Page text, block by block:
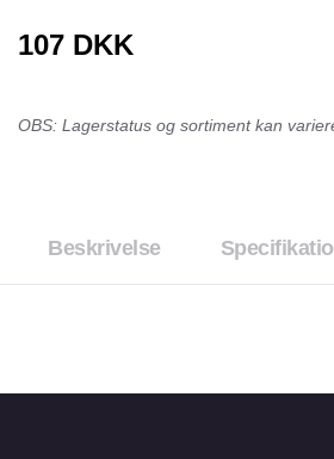
107 DKK
OBS: Lagerstatus og sortiment kan
Beskrivelse